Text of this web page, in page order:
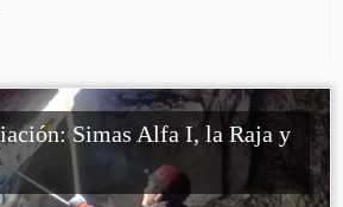
Simas Alfa I, la Raja y